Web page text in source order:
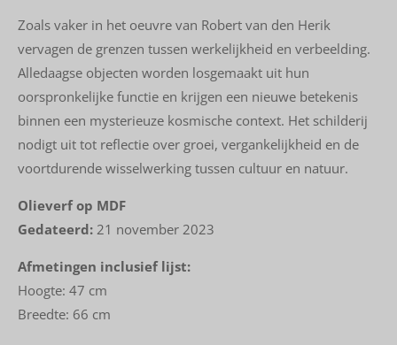
Zoals vaker in het oeuvre van Robert van den Herik
vervagen de grenzen tussen werkelijkheid en verbeelding.
Alledaagse objecten worden losgemaakt uit hun
oorspronkelijke functie en krijgen een nieuwe betekenis
binnen een mysterieuze kosmische context. Het schilderij
nodigt uit tot reflectie over groei, vergankelijkheid en de
voortdurende wisselwerking tussen cultuur en natuur.
Olieverf op MDF
Gedateerd: 21 november 2023
Afmetingen inclusief lijst:
Hoogte: 47 cm
Breedte: 66 cm